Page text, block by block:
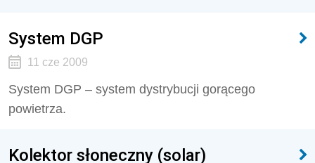
System DGP
11 cze 2009
System DGP – system dystrybucji gorącego
powietrza.
Kolektor słoneczny (solar)